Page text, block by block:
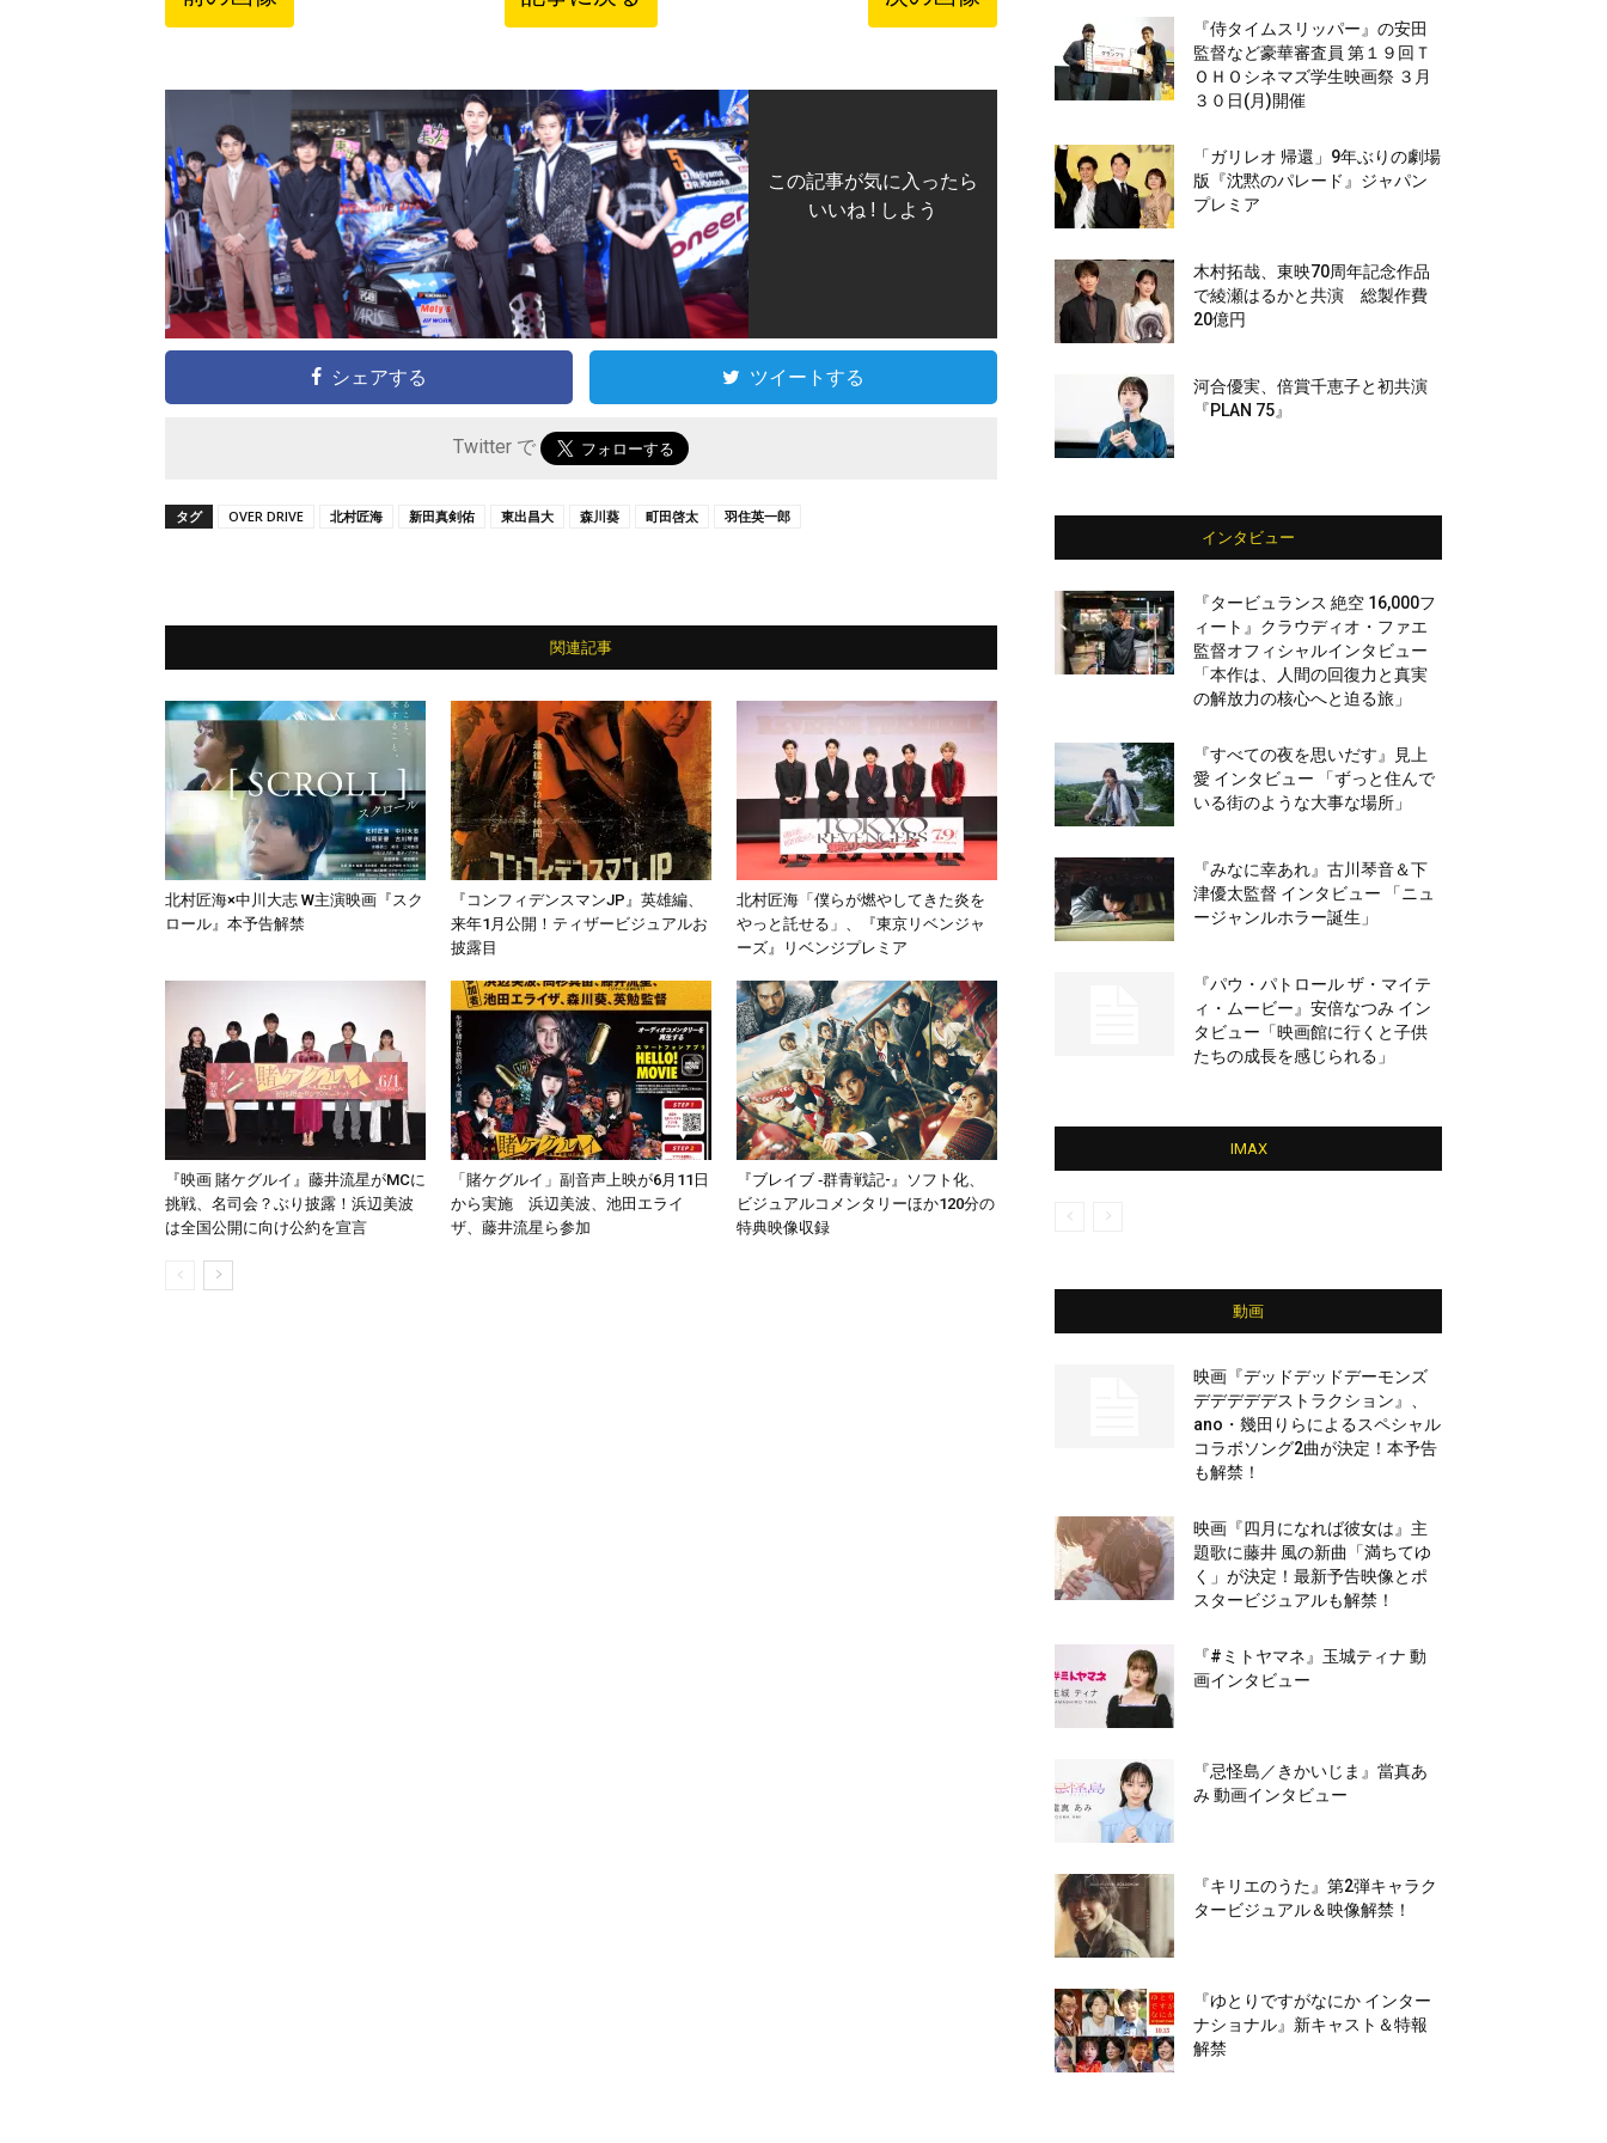
この記事が気に入ったら
いいね ! しよう
シェアする ツイートする
Twitter で
タグ OVER DRIVE 北村匠海 新田真剣佑 東出昌大 森川葵 町田啓太 羽住英一郎
関連記事
北村匠海×中川大志 W主演映画『スク
ロール』本予告解禁
『コンフィデンスマンJP』英雄編、
来年1月公開！ティザービジュアルお
披露目
北村匠海「僕らが燃やしてきた炎を
やっと託せる」、『東京リベンジャ
ーズ』リベンジプレミア
『映画 賭ケグルイ』藤井流星がMCに
挑戦、名司会？ぶり披露！浜辺美波
は全国公開に向け公約を宣言
「賭ケグルイ」副音声上映が6月11日
から実施 浜辺美波、池田エライ
ザ、藤井流星ら参加
『ブレイブ ‐群青戦記-』ソフト化、
ビジュアルコメンタリーほか120分の
特典映像収録
『侍タイムスリッパー』の安田
監督など豪華審査員 第１９回Ｔ
ＯＨＯシネマズ学生映画祭 ３月
３０日(月)開催
「ガリレオ 帰還」9年ぶりの劇場
版『沈黙のパレード』ジャパン
プレミア
木村拓哉、東映70周年記念作品
で綾瀬はるかと共演 総製作費
20億円
河合優実、倍賞千恵子と初共演
『PLAN 75』
インタビュー
『タービュランス 絶空 16,000フ
ィート』クラウディオ・ファエ
監督オフィシャルインタビュー
「本作は、人間の回復力と真実
の解放力の核心へと迫る旅」
『すべての夜を思いだす』見上
愛 インタビュー 「ずっと住んで
いる街のような大事な場所」
『みなに幸あれ』古川琴音＆下
津優太監督 インタビュー 「ニュ
ージャンルホラー誕生」
『パウ・パトロール ザ・マイテ
ィ・ムービー』安倍なつみ イン
タビュー「映画館に行くと子供
たちの成長を感じられる」
IMAX
動画
映画『デッドデッドデーモンズ
デデデデデストラクション』、
ano・幾田りらによるスペシャル
コラボソング2曲が決定！本予告
も解禁！
映画『四月になれば彼女は』主
題歌に藤井 風の新曲「満ちてゆ
く」が決定！最新予告映像とポ
スタービジュアルも解禁！
『#ミトヤマネ』玉城ティナ 動
画インタビュー
『忌怪島／きかいじま』當真あ
み 動画インタビュー
『キリエのうた』第2弾キャラク
タービジュアル＆映像解禁！
『ゆとりですがなにか インター
ナショナル』新キャスト＆特報
解禁